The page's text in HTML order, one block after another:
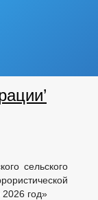
сельского
2026 год»